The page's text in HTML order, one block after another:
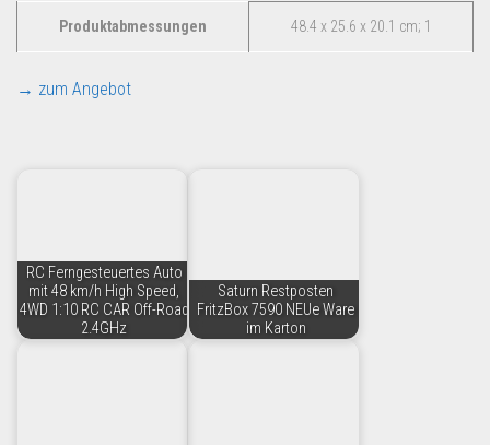
Newsletter
Produktabmessungen ‎48.4 x 25.6 x 20.1 cm; 1
→ zum Angebot
RC Ferngesteuertes Auto
mit 48 km/h High Speed,
4WD 1:10 RC CAR Off-Road
2.4GHz
Saturn Restposten
FritzBox 7590 NEUe Ware
im Karton